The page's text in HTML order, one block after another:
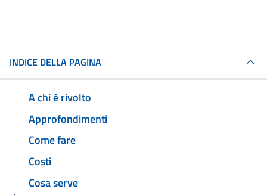
INDICE DELLA PAGINA
A chi è rivolto
Approfondimenti
Come fare
Costi
Cosa serve